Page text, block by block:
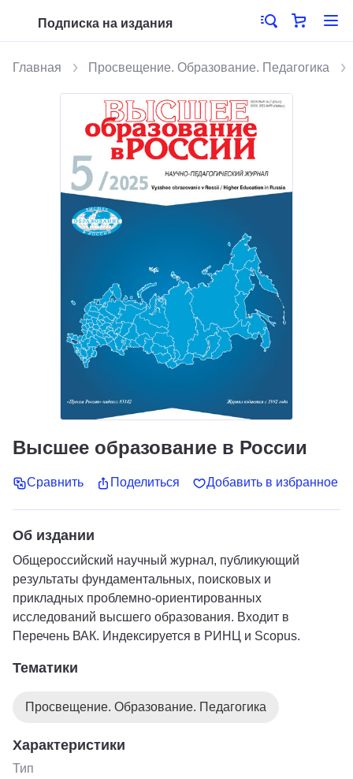
Подписка на издания
Главная Просвещение. Образование. Педагогика
Высшее образование в России
Сравнить Поделиться Добавить в избранное
Об издании
Общероссийский научный журнал, публикующий
результаты фундаментальных, поисковых и
прикладных проблемно-ориентированных
исследований высшего образования. Входит в
Перечень ВАК. Индексируется в РИНЦ и Scopus.
Тематики
Просвещение. Образование. Педагогика
Характеристики
Тип